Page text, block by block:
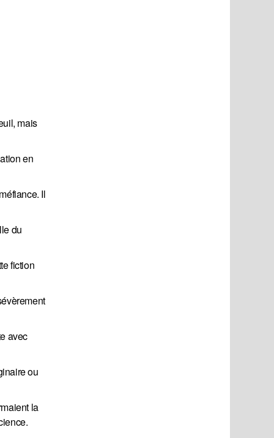
mais
en
Il
du
fiction
avec
ou
la